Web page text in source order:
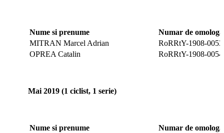
Nume si prenume
Numar de
MITRAN Marcel Adrian
RoRRtY-1908-0053
OPREA Catalin
RoRRtY-1908-0054
Mai 2019 (1 ciclist, 1 serie)
Nume si prenume
Numar de